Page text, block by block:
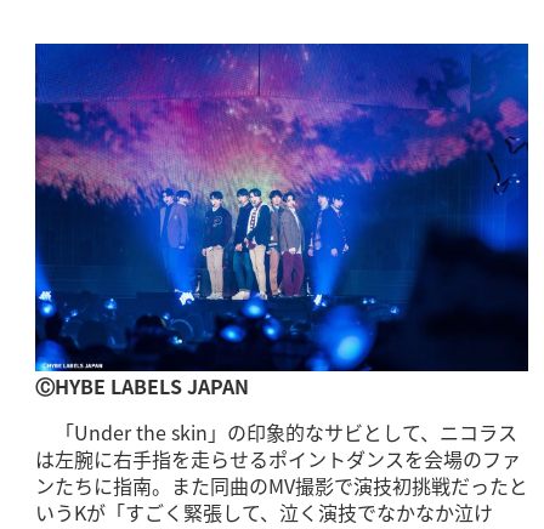
ⒸHYBE LABELS JAPAN
「Under the skin」の印象的なサビとして、ニコラス
は左腕に右手指を走らせるポイントダンスを会場のファ
ンたちに指南。また同曲のMV撮影で演技初挑戦だったと
いうKが「すごく緊張して、泣く演技でなかなか泣け